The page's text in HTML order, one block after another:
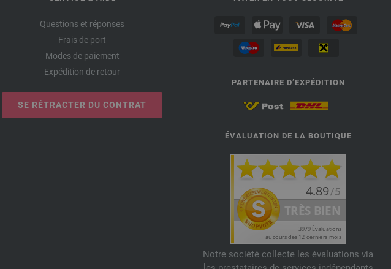
Questions et réponses
Frais de port
Modes de paiement
Expédition de retour
SE RÉTRACTER DU CONTRAT
PARTENAIRE D’EXPÉDITION
ÉVALUATION DE LA BOUTIQUE
Notre société collecte les évaluations via